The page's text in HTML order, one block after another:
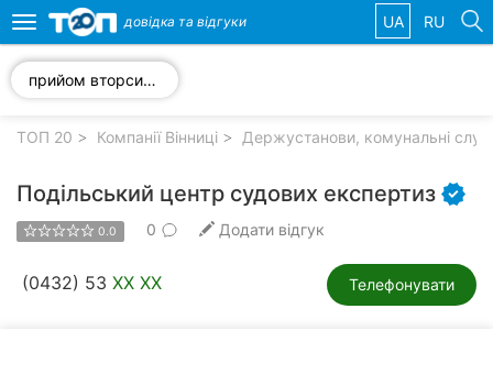
компанії
Toggle
navigation
довідка та відгуки UA RU
прийом вторсировини
ТОП 20 Компанії Вінниці Держустанови, комунальні
Подільський центр судових експертиз
0.0 0 Додати відгук
(0432) 53 XX XX Телефонувати